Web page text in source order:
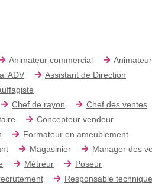
Animateur commercial
ADV
Assistant de Direction
Chef de rayon
Chef des ventes
Concepteur vendeur
Formateur en ameublement
Magasinier
Manager des
Métreur
Poseur
Responsable technique